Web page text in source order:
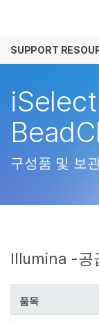
솔루션
회사
지원
SUPPORT
구성품 및 보
Illumina -공
품목
보다 관련성
습니다. 주
암 연구
미생물학 연
농업유전체
복합 질환